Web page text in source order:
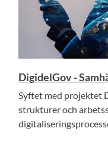
DigidelGov -
Syftet med projektet
strukturer och